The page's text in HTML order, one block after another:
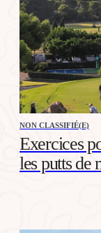
NON CLASSIFIÉ(E)
Exercices
les putts de